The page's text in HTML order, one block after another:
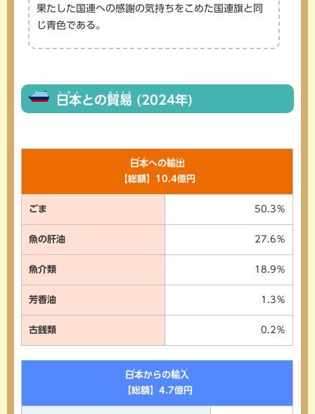
果たした国連への感謝の気持ちをこめた国連旗と同
じ青色である。
日本
にほん
との貿易
ぼうえき
(2024年)
日本への輸出
【総額】10.4億円
ごま 50.3％
魚の肝油 27.6％
魚介類 18.9％
芳香油 1.3％
古銭類 0.2％
日本からの輸入
【総額】4.7億円